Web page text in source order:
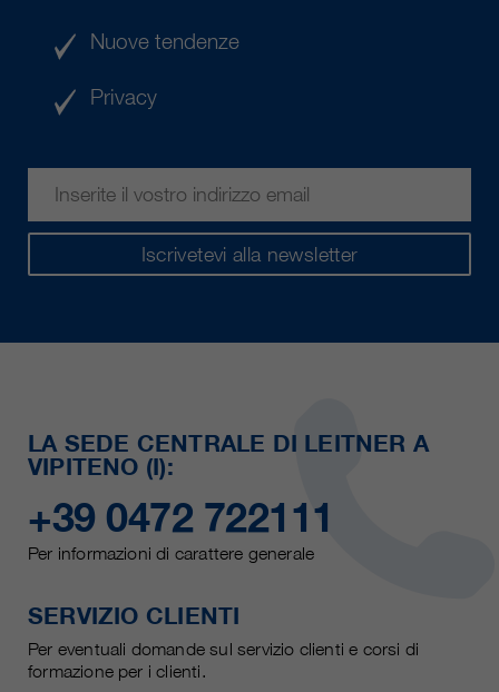
Iscrivetevi alla newsletter
Nuove tendenze
Privacy
LA SEDE CENTRALE DI LEITNER A
VIPITENO (I):
+39 0472 722111
Per informazioni di carattere generale
SERVIZIO CLIENTI
Per eventuali domande sul servizio clienti e corsi di
formazione per i clienti.